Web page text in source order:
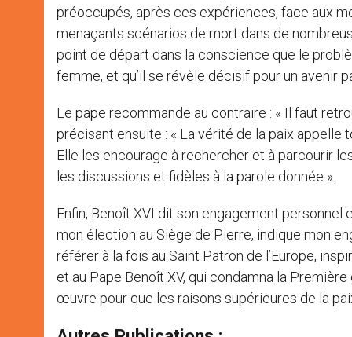
préoccupés, après ces expériences, face aux
menaçants scénarios de mort dans de
point de départ dans la conscience que le
femme, et qu’il se révèle décisif pour un avenir
Le pape recommande au contraire : « Il faut
précisant ensuite : « La vérité de la paix
Elle les encourage à rechercher et à parcourir
les discussions et fidèles à la parole donnée ».
Enfin, Benoît XVI dit son engagement personnel
mon élection au Siège de Pierre, indique mon
référer à la fois au Saint Patron de l’Europe,
et au Pape Benoît XV, qui condamna la
œuvre pour que les raisons supérieures de la